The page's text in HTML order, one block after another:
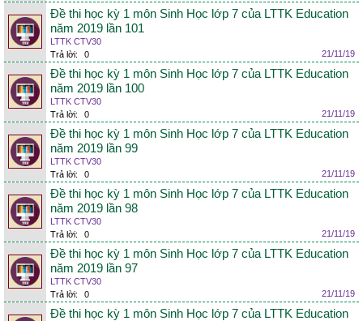
Đề thi học kỳ 1 môn Sinh Học lớp 7 của LTTK Education
năm 2019 lần 101
LTTK CTV30
Trả lời:
0 21/11/19
Đề thi học kỳ 1 môn Sinh Học lớp 7 của LTTK Education
năm 2019 lần 100
LTTK CTV30
Trả lời:
0 21/11/19
Đề thi học kỳ 1 môn Sinh Học lớp 7 của LTTK Education
năm 2019 lần 99
LTTK CTV30
Trả lời:
0 21/11/19
Đề thi học kỳ 1 môn Sinh Học lớp 7 của LTTK Education
năm 2019 lần 98
LTTK CTV30
Trả lời:
0 21/11/19
Đề thi học kỳ 1 môn Sinh Học lớp 7 của LTTK Education
năm 2019 lần 97
LTTK CTV30
Trả lời:
0 21/11/19
Đề thi học kỳ 1 môn Sinh Học lớp 7 của LTTK Education